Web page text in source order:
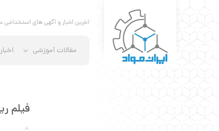
آخرین اخبار و آگهی های استخدامی
مقالات آموزشی اخبار
فیلم